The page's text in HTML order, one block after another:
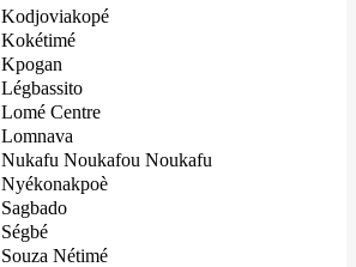
Kodjoviakopé
Kokétimé
Kpogan
Légbassito
Lomé Centre
Lomnava
Nukafu Noukafou Noukafu
Nyékonakpoè
Sagbado
Ségbé
Souza Nétimé